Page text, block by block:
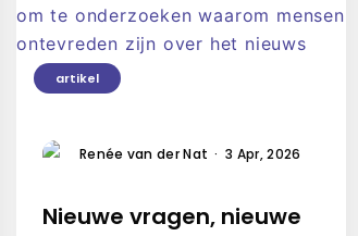
artikel
Renée van der Nat · 3 Apr, 2026
Nieuwe vragen, nieuwe